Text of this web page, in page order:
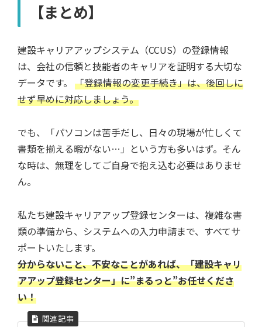
【まとめ】
建設キャリアアップシステム（CCUS）の登録情報
は、会社の信頼と技能者のキャリアを証明する大切な
データです。 「登録情報の変更手続き」は、後回しに
せず早めに対応しましょう。
でも、「パソコンは苦手だし、日々の現場が忙しくて
書類を揃える暇がない…」という方も多いはず。そん
な時は、無理をしてご自身で抱え込む必要はありませ
ん。
私たち建設キャリアアップ登録センターは、複雑な書
類の準備から、システムへの入力申請まで、すべてサ
ポートいたします。
分からないこと、不安なことがあれば、「建設キャリ
アアップ登録センター」に”まるっと”お任せくださ
い！